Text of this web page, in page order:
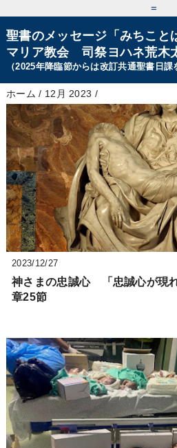
=
聖書のメッセージ「みちこと
マリア教会 司祭ヨハネ荒木
（2025年降臨節からは改訂共通聖書日
ホーム / 12月 2023 /
2023/12/27
神さまの忠誠心 「忠誠心が現
章25節